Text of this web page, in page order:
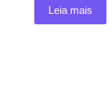
Leia mais